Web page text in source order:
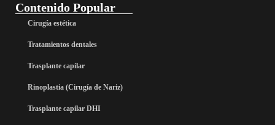
Contenido Popular
Cirugía estética
Tratamientos dentales
Trasplante capilar
Rinoplastia (Cirugía de Nariz)
Trasplante capilar DHI